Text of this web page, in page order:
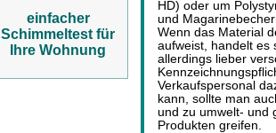
einfacher
Schimmeltest für
Ihre Wohnung
HD) oder um
und
Wenn das Material
aufweist, handelt es
allerdings lieber
Verkaufspersonal
kann, sollte man
und zu umwelt- und
Produkten greifen.